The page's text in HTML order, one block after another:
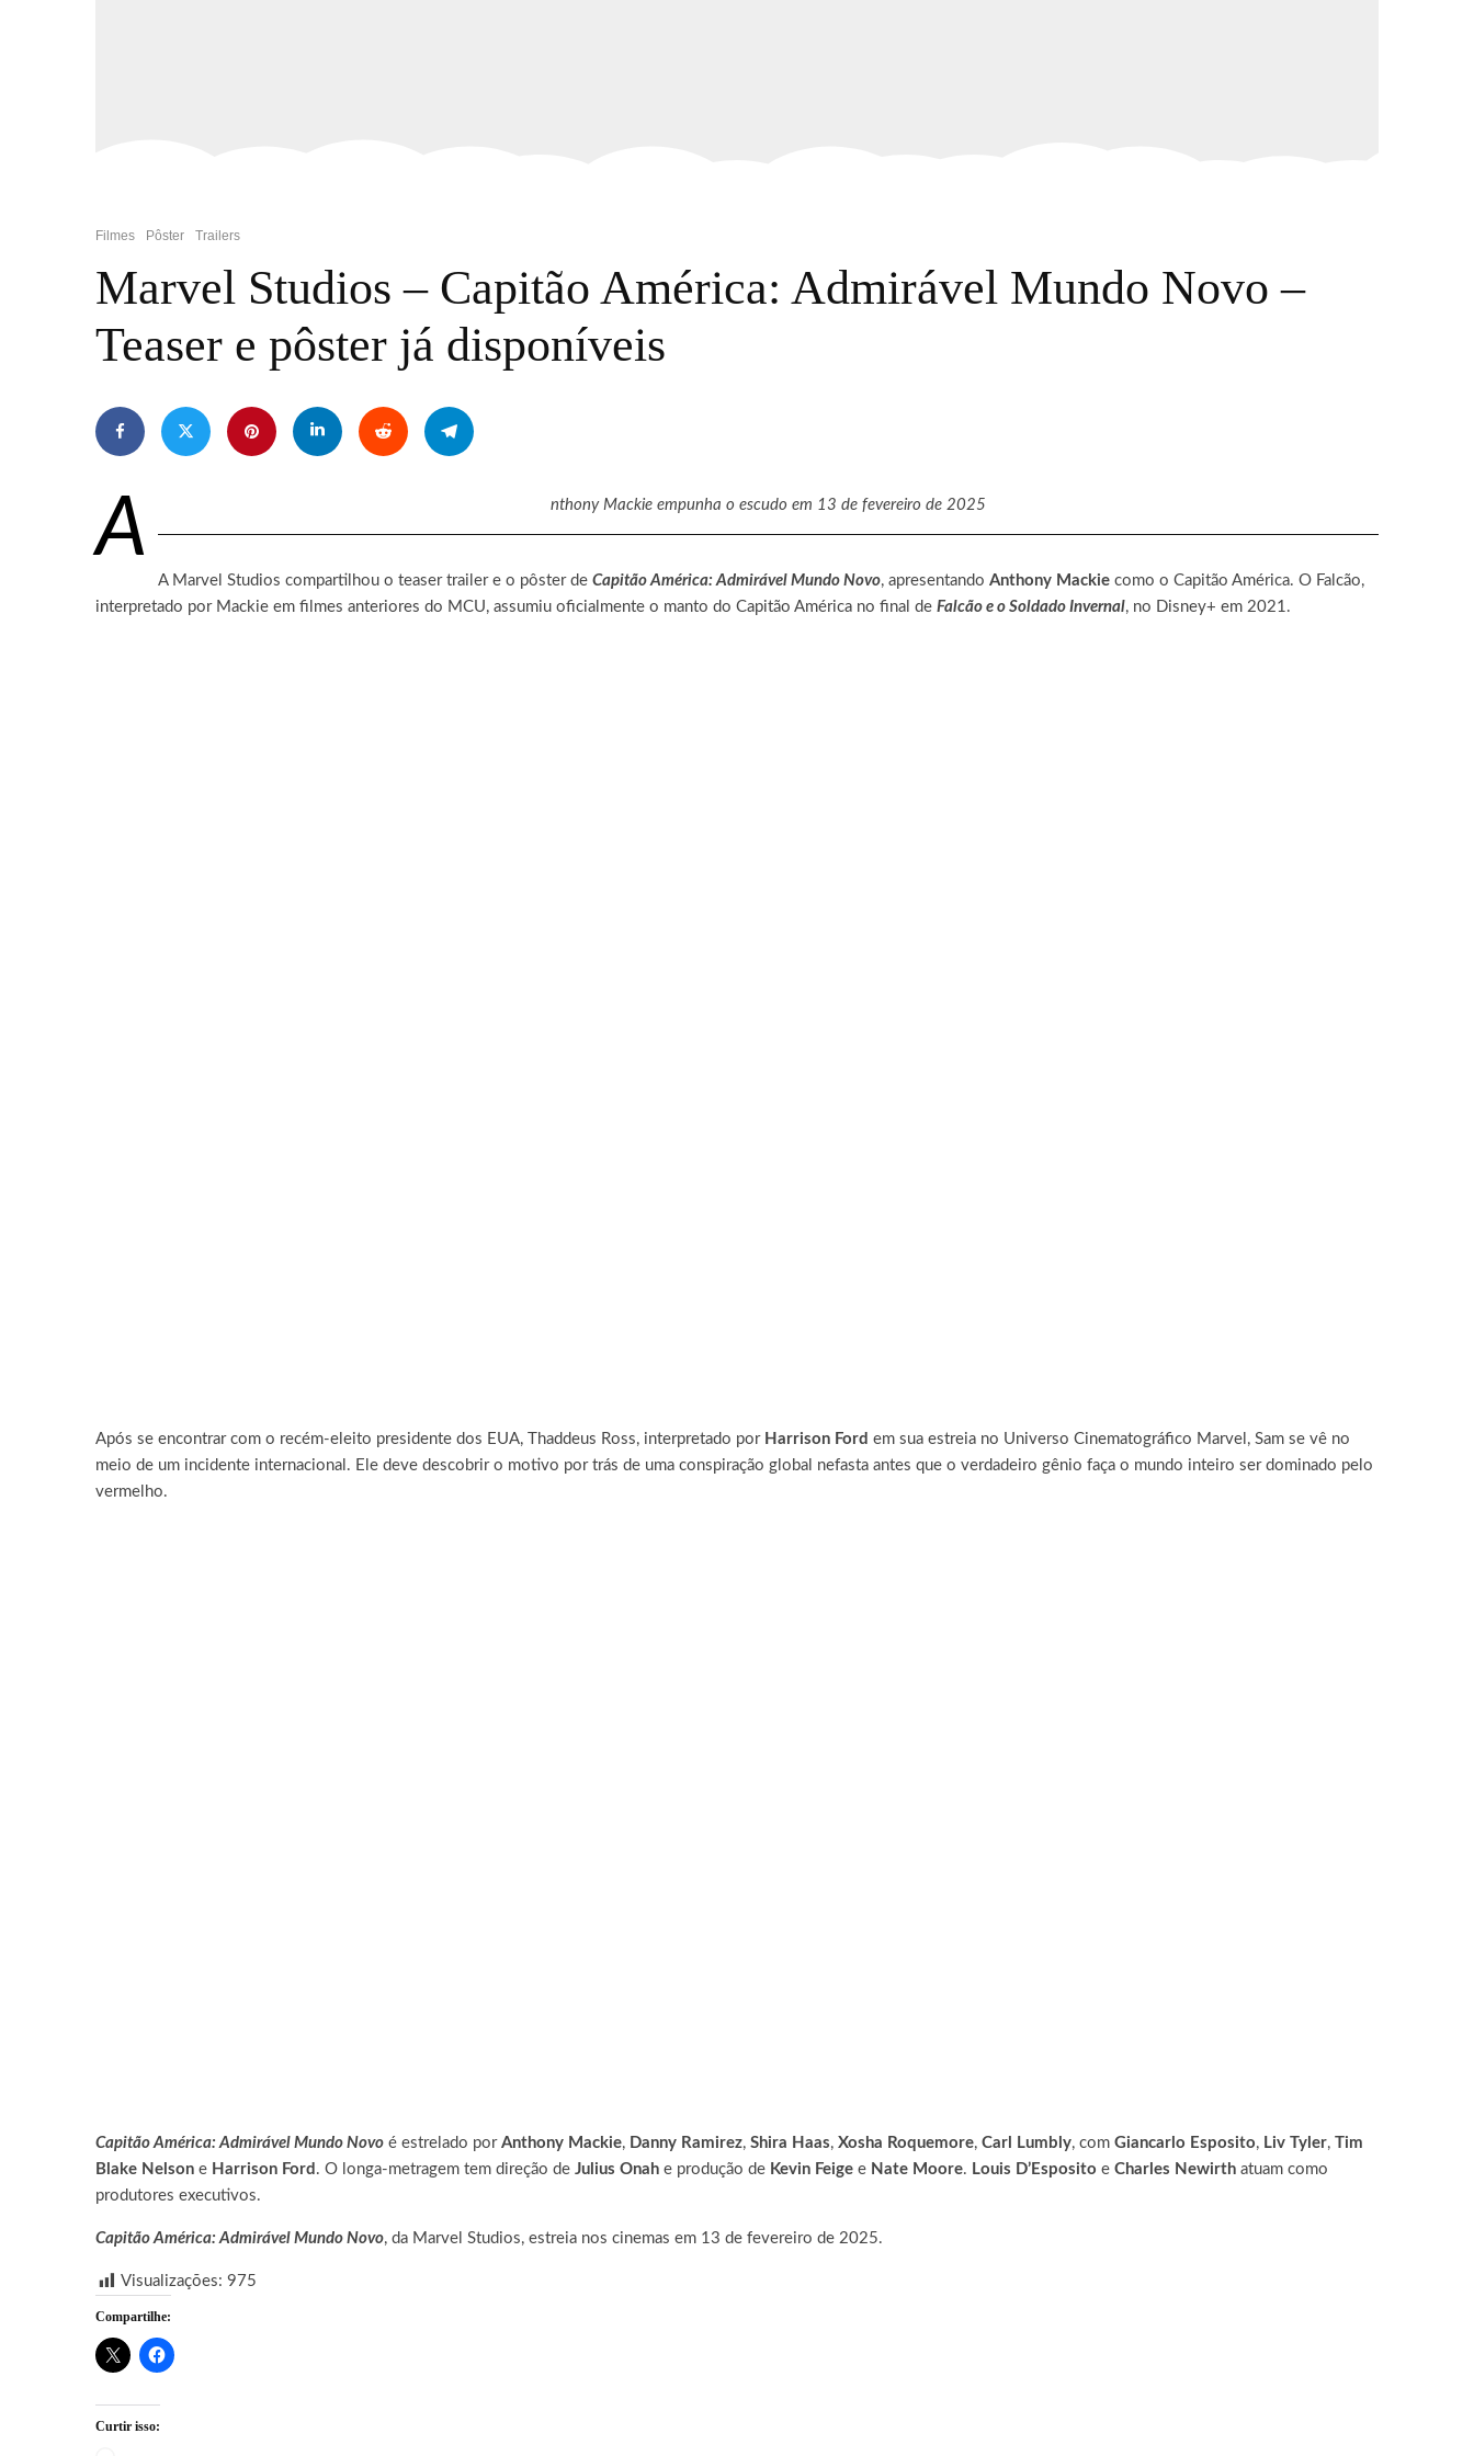
Filmes Pôster Trailers
Marvel Studios – Capitão América: Admirável Mundo Novo –
Teaser e pôster já disponíveis
A nthony Mackie empunha o escudo em 13 de fevereiro de 2025
A Marvel Studios compartilhou o teaser trailer e o pôster de Capitão América: Admirável Mundo Novo, apresentando Anthony Mackie como o Capitão América. O Falcão,
interpretado por Mackie em filmes anteriores do MCU, assumiu oficialmente o manto do Capitão América no final de Falcão e o Soldado Invernal, no Disney+ em 2021.
Após se encontrar com o recém-eleito presidente dos EUA, Thaddeus Ross, interpretado por Harrison Ford em sua estreia no Universo Cinematográfico Marvel, Sam se vê no
meio de um incidente internacional. Ele deve descobrir o motivo por trás de uma conspiração global nefasta antes que o verdadeiro gênio faça o mundo inteiro ser dominado pelo
vermelho.
Capitão América: Admirável Mundo Novo é estrelado por Anthony Mackie, Danny Ramirez, Shira Haas, Xosha Roquemore, Carl Lumbly, com Giancarlo Esposito, Liv Tyler, Tim
Blake Nelson e Harrison Ford . O longa-metragem tem direção de Julius Onah e produção de Kevin Feige e Nate Moore. Louis D’Esposito e Charles Newirth atuam como
produtores executivos.
Capitão América: Admirável Mundo Novo, da Marvel Studios, estreia nos cinemas em 13 de fevereiro de 2025.
Visualizações: 975
Compartilhe:
Curtir isso: